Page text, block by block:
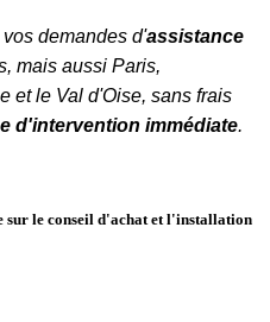
demandes d'assistance
, mais aussi Paris,
et le Val d'Oise, sans frais
d'intervention immédiate.
sur le conseil d'achat et l'installation